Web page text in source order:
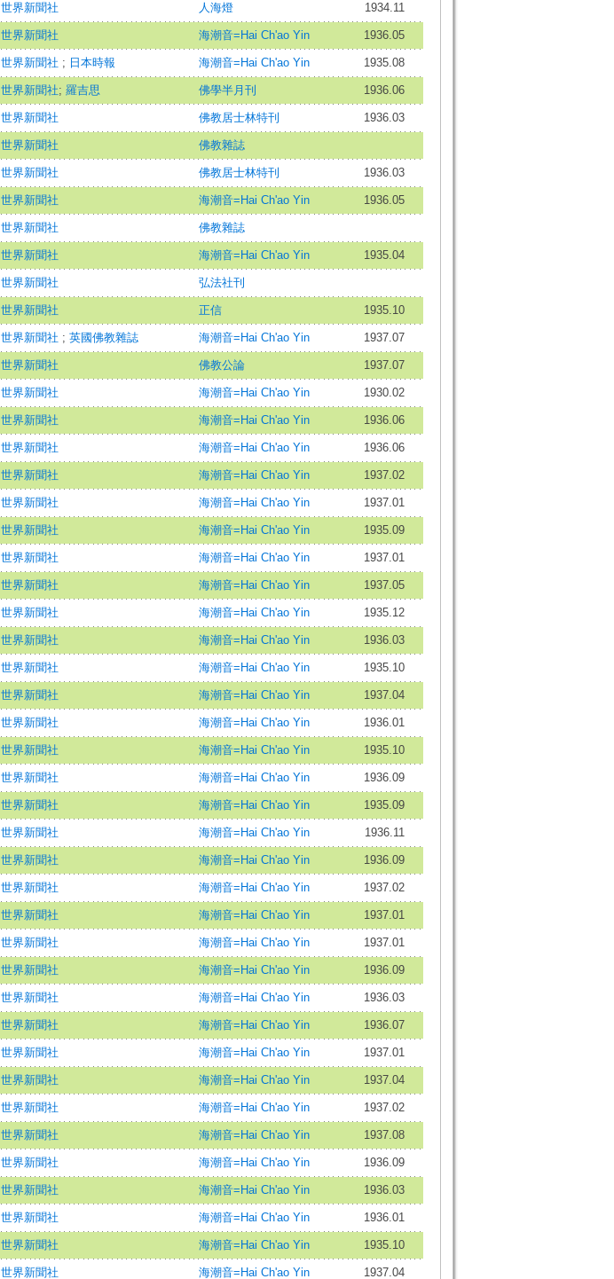
世界新聞社 人海燈 1934.11
世界新聞社 海潮音=Hai Ch'ao Yin 1936.05
世界新聞社 ; 日本時報 海潮音=Hai Ch'ao Yin 1935.08
世界新聞社; 羅吉思 佛學半月刊 1936.06
世界新聞社 佛教居士林特刊 1936.03
世界新聞社 佛教雜誌
世界新聞社 佛教居士林特刊 1936.03
世界新聞社 海潮音=Hai Ch'ao Yin 1936.05
世界新聞社 佛教雜誌
世界新聞社 海潮音=Hai Ch'ao Yin 1935.04
世界新聞社 弘法社刊
世界新聞社 正信 1935.10
世界新聞社 ; 英國佛教雜誌 海潮音=Hai Ch'ao Yin 1937.07
世界新聞社 佛教公論 1937.07
世界新聞社 海潮音=Hai Ch'ao Yin 1930.02
世界新聞社 海潮音=Hai Ch'ao Yin 1936.06
世界新聞社 海潮音=Hai Ch'ao Yin 1936.06
世界新聞社 海潮音=Hai Ch'ao Yin 1937.02
世界新聞社 海潮音=Hai Ch'ao Yin 1937.01
世界新聞社 海潮音=Hai Ch'ao Yin 1935.09
世界新聞社 海潮音=Hai Ch'ao Yin 1937.01
世界新聞社 海潮音=Hai Ch'ao Yin 1937.05
世界新聞社 海潮音=Hai Ch'ao Yin 1935.12
世界新聞社 海潮音=Hai Ch'ao Yin 1936.03
世界新聞社 海潮音=Hai Ch'ao Yin 1935.10
世界新聞社 海潮音=Hai Ch'ao Yin 1937.04
世界新聞社 海潮音=Hai Ch'ao Yin 1936.01
世界新聞社 海潮音=Hai Ch'ao Yin 1935.10
世界新聞社 海潮音=Hai Ch'ao Yin 1936.09
世界新聞社 海潮音=Hai Ch'ao Yin 1935.09
世界新聞社 海潮音=Hai Ch'ao Yin 1936.11
世界新聞社 海潮音=Hai Ch'ao Yin 1936.09
世界新聞社 海潮音=Hai Ch'ao Yin 1937.02
世界新聞社 海潮音=Hai Ch'ao Yin 1937.01
世界新聞社 海潮音=Hai Ch'ao Yin 1937.01
世界新聞社 海潮音=Hai Ch'ao Yin 1936.09
世界新聞社 海潮音=Hai Ch'ao Yin 1936.03
世界新聞社 海潮音=Hai Ch'ao Yin 1936.07
世界新聞社 海潮音=Hai Ch'ao Yin 1937.01
世界新聞社 海潮音=Hai Ch'ao Yin 1937.04
世界新聞社 海潮音=Hai Ch'ao Yin 1937.02
世界新聞社 海潮音=Hai Ch'ao Yin 1937.08
世界新聞社 海潮音=Hai Ch'ao Yin 1936.09
世界新聞社 海潮音=Hai Ch'ao Yin 1936.03
世界新聞社 海潮音=Hai Ch'ao Yin 1936.01
世界新聞社 海潮音=Hai Ch'ao Yin 1935.10
世界新聞社 海潮音=Hai Ch'ao Yin 1937.04